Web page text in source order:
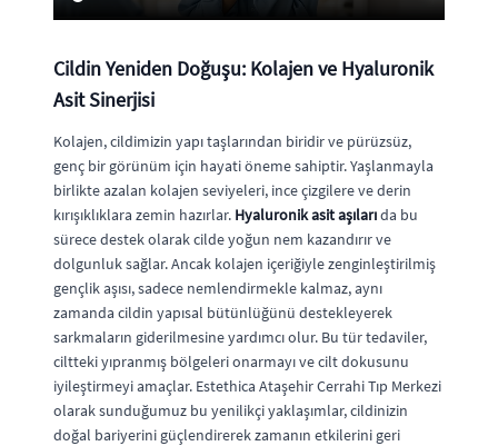
Cildin Yeniden Doğuşu: Kolajen ve Hyaluronik
Asit Sinerjisi
Kolajen, cildimizin yapı taşlarından biridir ve pürüzsüz,
genç bir görünüm için hayati öneme sahiptir. Yaşlanmayla
birlikte azalan kolajen seviyeleri, ince çizgilere ve derin
kırışıklıklara zemin hazırlar. Hyaluronik asit aşılarıda bu
sürece destek olarak cilde yoğun nem kazandırır ve
dolgunluk sağlar. Ancak kolajen içeriğiyle zenginleştirilmiş
gençlik aşısı, sadece nemlendirmekle kalmaz, aynı
zamanda cildin yapısal bütünlüğünü destekleyerek
sarkmaların giderilmesine yardımcı olur. Bu tür tedaviler,
ciltteki yıpranmış bölgeleri onarmayı ve cilt dokusunu
iyileştirmeyi amaçlar. Estethica Ataşehir Cerrahi Tıp Merkezi
olarak sunduğumuz bu yenilikçi yaklaşımlar, cildinizin
doğal bariyerini güçlendirerek zamanın etkilerini geri